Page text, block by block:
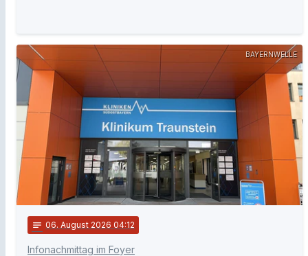
BAYERNWELLE
notes 06. August 2026 04:12
Infonachmittag im Foyer